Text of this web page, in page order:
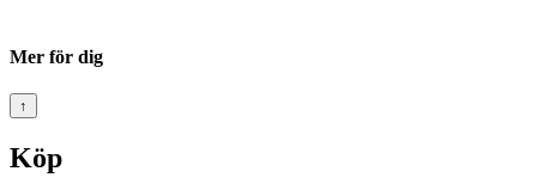
Mer för dig
↑
Köp